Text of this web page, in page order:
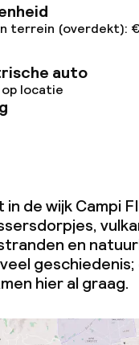
terrein (overdekt):
auto
locatie
de wijk Campi
en
geschiedenis;
hier al graag.